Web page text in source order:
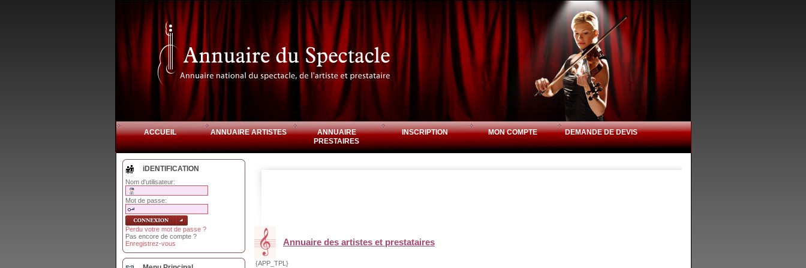
ACCUEIL ANNUAIRE ARTISTES
ANNUAIRE
PRESTAIRES
INSCRIPTION MON COMPTE DEMANDE DE DEVIS
iDENTIFICATION
Nom d'utilisateur:
Mot de passe:
Perdu votre mot de passe ?
Pas encore de compte ?
Enregistrez-vous
Annuaire des artistes et prestataires
{APP_TPL}